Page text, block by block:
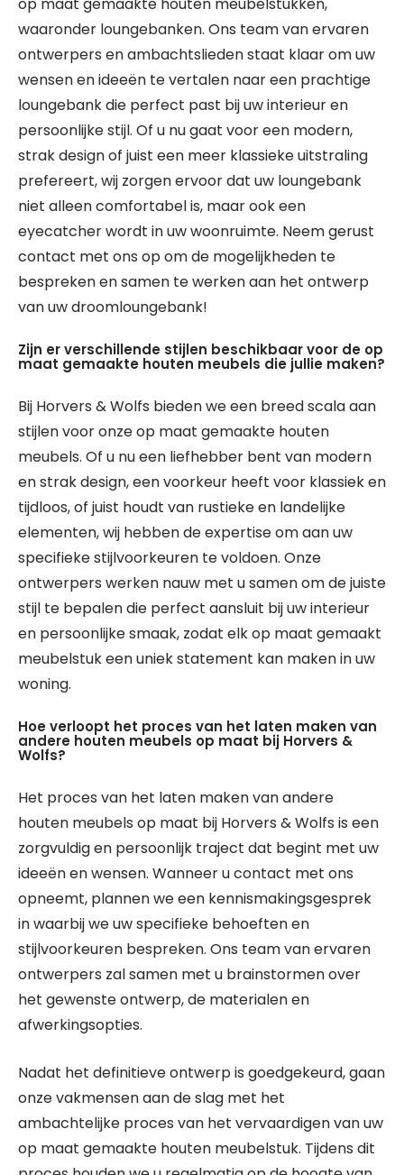
op maat gemaakte houten meubelstukken,
waaronder loungebanken. Ons team van ervaren
ontwerpers en ambachtslieden staat klaar om uw
wensen en ideeën te vertalen naar een prachtige
loungebank die perfect past bij uw interieur en
persoonlijke stijl. Of u nu gaat voor een modern,
strak design of juist een meer klassieke uitstraling
prefereert, wij zorgen ervoor dat uw loungebank
niet alleen comfortabel is, maar ook een
eyecatcher wordt in uw woonruimte. Neem gerust
contact met ons op om de mogelijkheden te
bespreken en samen te werken aan het ontwerp
van uw droomloungebank!
Zijn er verschillende stijlen beschikbaar voor de op
maat gemaakte houten meubels die jullie maken?
Bij Horvers & Wolfs bieden we een breed scala aan
stijlen voor onze op maat gemaakte houten
meubels. Of u nu een liefhebber bent van modern
en strak design, een voorkeur heeft voor klassiek en
tijdloos, of juist houdt van rustieke en landelijke
elementen, wij hebben de expertise om aan uw
specifieke stijlvoorkeuren te voldoen. Onze
ontwerpers werken nauw met u samen om de juiste
stijl te bepalen die perfect aansluit bij uw interieur
en persoonlijke smaak, zodat elk op maat gemaakt
meubelstuk een uniek statement kan maken in uw
woning.
Hoe verloopt het proces van het laten maken van
andere houten meubels op maat bij Horvers &
Wolfs?
Het proces van het laten maken van andere
houten meubels op maat bij Horvers & Wolfs is een
zorgvuldig en persoonlijk traject dat begint met uw
ideeën en wensen. Wanneer u contact met ons
opneemt, plannen we een kennismakingsgesprek
in waarbij we uw specifieke behoeften en
stijlvoorkeuren bespreken. Ons team van ervaren
ontwerpers zal samen met u brainstormen over
het gewenste ontwerp, de materialen en
afwerkingsopties.
Nadat het definitieve ontwerp is goedgekeurd, gaan
onze vakmensen aan de slag met het
ambachtelijke proces van het vervaardigen van uw
op maat gemaakte houten meubelstuk. Tijdens dit